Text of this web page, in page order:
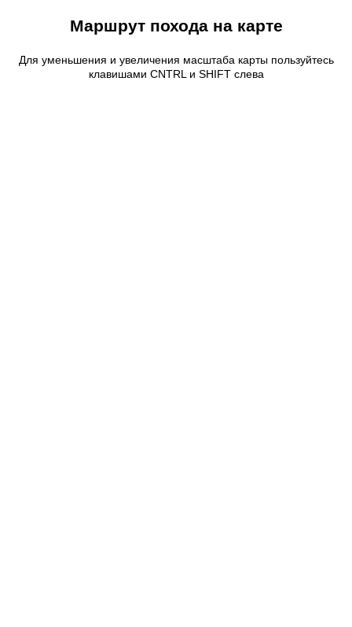
Маршрут похода на карте
Для уменьшения и увеличения масштаба карты пользуйтесь
клавишами CNTRL и SHIFT слева